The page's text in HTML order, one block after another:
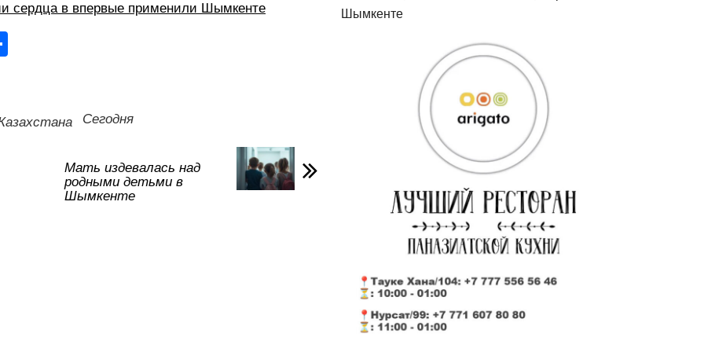
сердца в впервые применили Шымкенте
а
Сегодня
Мать издевалась над
родными детьми в
Шымкенте
Шымкенте